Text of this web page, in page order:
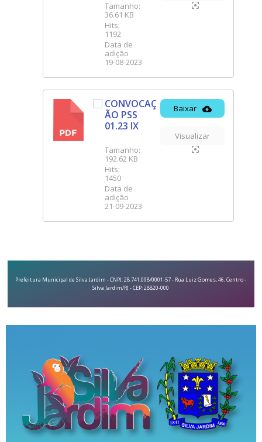
Tamanho:
36.61 KB
Hits:
1192
Data de
adição
19-08-2023
CONVOCAÇ
ÃO PSS
01.23 IX
Tamanho:
192.62 KB
Hits:
1450
Data de
adição
21-09-2023
Baixar
Visualizar
Prefeitura Municipal de Silva Jardim - CNPJ: 28.741.098/0001-57 - Rua Luiz Gomes, 46, Centro -
Silva Jardim/RJ - CEP: 28820-000